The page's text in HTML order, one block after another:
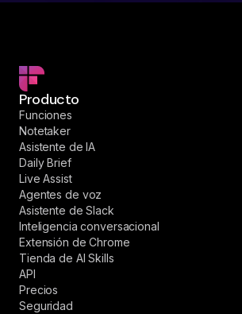
Producto
Funciones
Notetaker
Asistente de IA
Daily Brief
Live Assist
Agentes de voz
Asistente de Slack
Inteligencia conversacional
Extensión de Chrome
Tienda de AI Skills
API
Precios
Seguridad